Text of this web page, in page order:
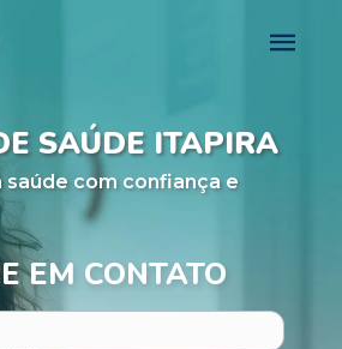
SAÚDE ITAPIRA
saúde com confiança e
EM CONTATO